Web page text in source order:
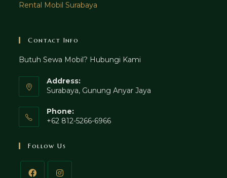
Rental Mobil Surabaya
Contact Info
Butuh Sewa Mobil? Hubungi Kami
Address:
Surabaya, Gunung Anyar Jaya
Phone:
+62 812-5266-6966
Follow Us